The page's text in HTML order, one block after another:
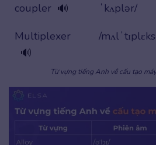
coupler 🔊
ˈkʌplər/
Multiplexer
🔊
/
Từ vựng tiếng Anh về cấu tạo